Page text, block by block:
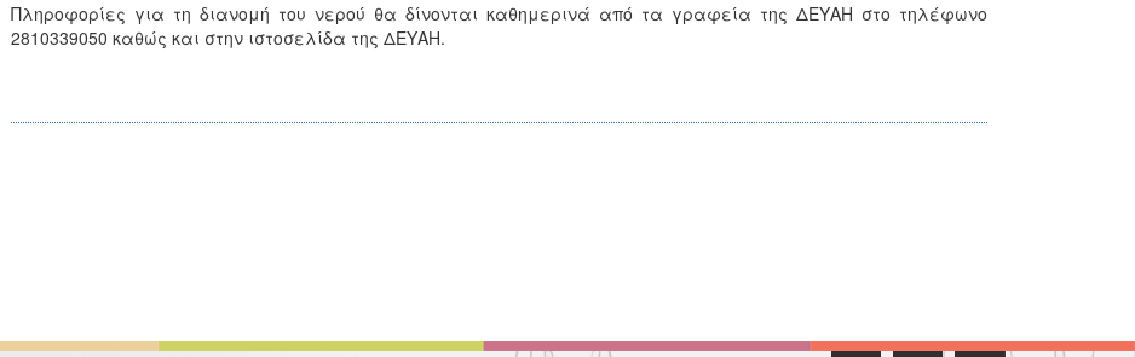
Πληροφορίες για τη διανομή του νερού θα δίνονται καθημερινά από τα γραφεία της ΔΕΥΑΗ στο τηλέφωνο
2810339050 καθώς και στην ιστοσελίδα της ΔΕΥΑΗ.